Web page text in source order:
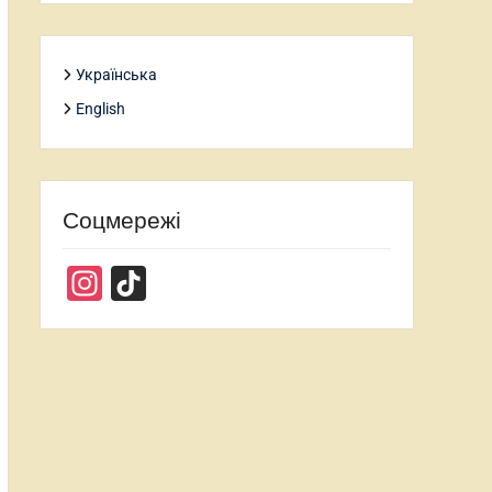
Українська
English
Соцмережі
Instagram